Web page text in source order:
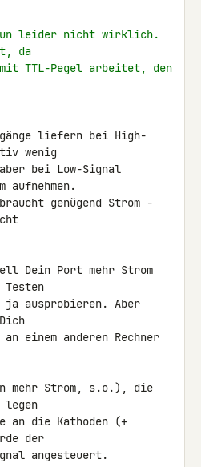
leider nicht wirklich.
da
TTL-Pegel arbeitet, den
liefern bei High-
wenig
bei Low-Signal
aufnehmen.
genügend Strom -
Dein Port mehr Strom
ausprobieren. Aber
einem anderen Rechner
legen
an die Kathoden (+
der
angesteuert.